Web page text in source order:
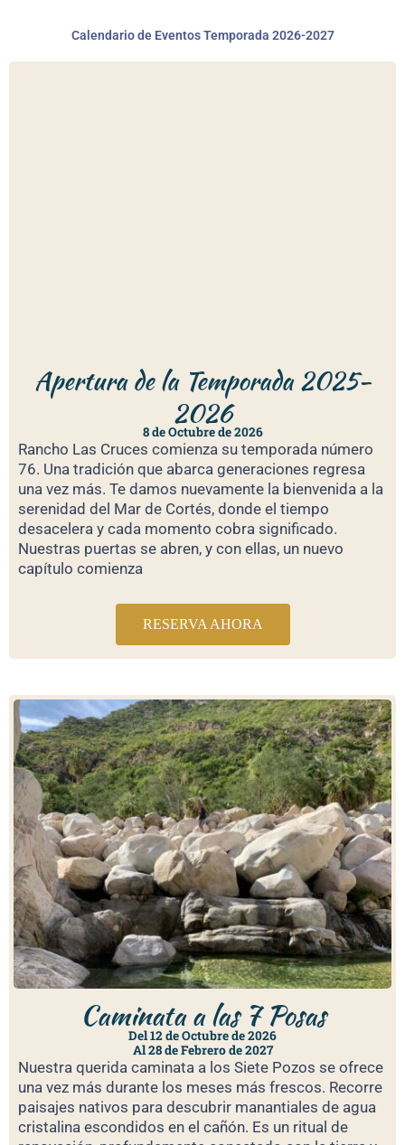
Calendario de Eventos Temporada 2026-2027
Apertura de la Temporada 2025-
2026
8 de Octubre de 2026
Rancho Las Cruces comienza su temporada número
76. Una tradición que abarca generaciones regresa
una vez más. Te damos nuevamente la bienvenida a la
serenidad del Mar de Cortés, donde el tiempo
desacelera y cada momento cobra significado.
Nuestras puertas se abren, y con ellas, un nuevo
capítulo comienza
RESERVA AHORA
Caminata a las 7 Posas
Del 12 de Octubre de 2026
Al 28 de Febrero de 2027
Nuestra querida caminata a los Siete Pozos se ofrece
una vez más durante los meses más frescos. Recorre
paisajes nativos para descubrir manantiales de agua
cristalina escondidos en el cañón. Es un ritual de